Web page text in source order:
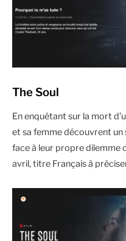
The Soul
En enquêtant sur la mort
et sa femme découvrent
face à leur propre dilemme
avril, titre Français à